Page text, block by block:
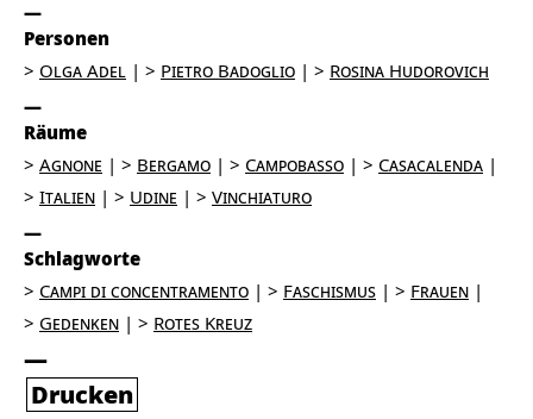
Personen
Olga Adel
Pietro Badoglio Rosina Hudorovich
Räume
Agnone
Bergamo Campobasso
Casacalenda
Italien
Udine Vinchiaturo
Schlagworte
Campi di concentramento
Faschismus
Frauen
Gedenken
Rotes Kreuz
Drucken